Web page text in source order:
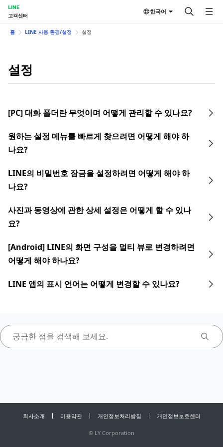
LINE
고객센터
한국어
홈 LINE 사용 환경/설정 설정
설정
[PC] 대화 폴더란 무엇이며 어떻게 관리할 수 있나요?
원하는 설정 메뉴를 빠르게 찾으려면 어떻게 해야 하
나요?
LINE의 비밀번호 잠금을 설정하려면 어떻게 해야 하
나요?
사진과 동영상에 관한 상세 설정은 어떻게 할 수 있나
요?
[Android] LINE의 화면 구성을 멀티 뷰로 변경하려면
어떻게 해야 하나요?
LINE 앱의 표시 언어는 어떻게 변경할 수 있나요?
회사소개 이용약관 개인정보처리방침 개인정보보호센터
© LY Corporation